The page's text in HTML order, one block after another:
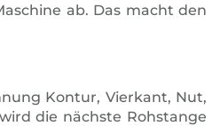
ab. Das macht den
Kontur, Vierkant, Nut,
die nächste Rohstange